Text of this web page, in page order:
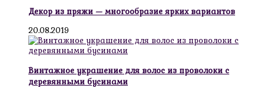
Декор из пряжи — многообразие ярких вариантов
20.08.2019
Винтажное украшение для волос из проволоки с
деревянными бусинами